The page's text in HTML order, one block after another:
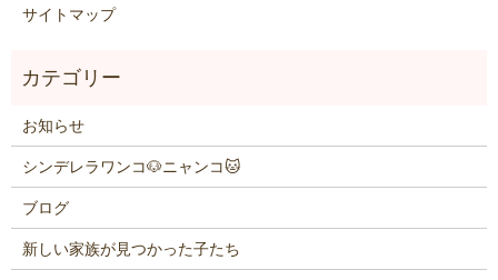
サイトマップ
お知らせ
シンデレラワンコ🐶ニャンコ🐱
ブログ
新しい家族が見つかった子たち